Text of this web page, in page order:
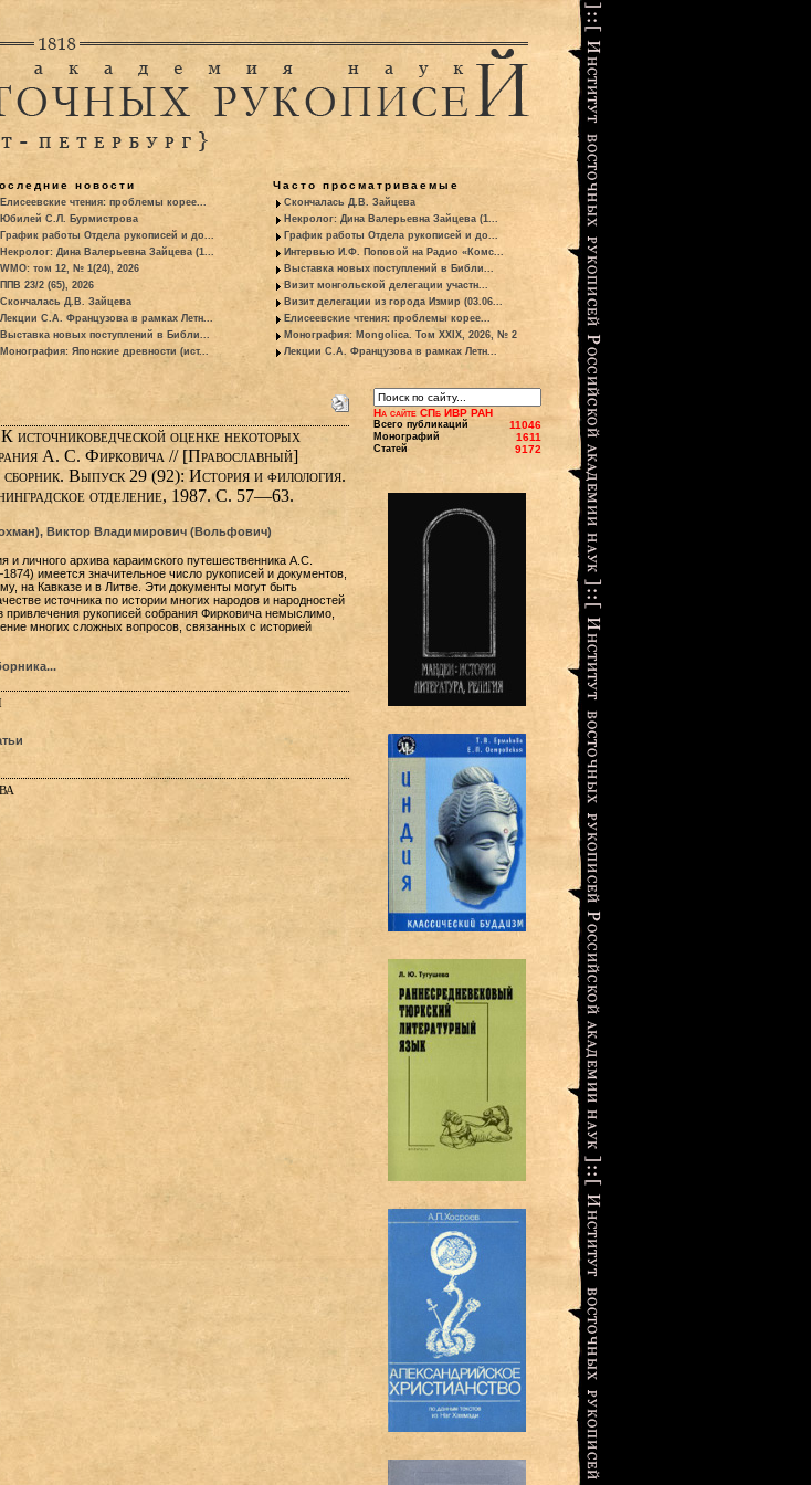
новости
Елисеевские чтения: проблемы корее...
Юбилей С.Л. Бурмистрова
График работы Отдела рукописей и до...
Некролог: Дина Валерьевна Зайцева (1...
WMO: том 12, № 1(24), 2026
ППВ 23/2 (65), 2026
Скончалась Д.В. Зайцева
Лекции С.А. Французова в рамках Летн...
Выставка новых поступлений в Библи...
Монография: Японские древности (ист...
Часто просматриваемые
Скончалась Д.В. Зайцева
Некролог: Дина Валерьевна Зайцева (1...
График работы Отдела рукописей и до...
Интервью И.Ф. Поповой на Радио «Комс...
Выставка новых поступлений в Библи...
Визит монгольской делегации участн...
Визит делегации из города Измир (03.06...
Елисеевские чтения: проблемы корее...
Монография: Mongolica. Том XXIX, 2026, № 2
Лекции С.А. Французова в рамках Летн...
источниковедческой оценке некоторых
А. С. Фирковича // [Православный]
Выпуск 29 (92): История и филология.
отделение, 1987. C. 57—63.
Виктор Владимирович (Вольфович)
и личного архива караимского путешественника А.С.
имеется значительное число рукописей и документов,
на Кавказе и в Литве. Эти документы могут быть
источника по истории многих народов и народностей
рукописей собрания Фирковича немыслимо,
многих сложных вопросов, связанных с историей
На сайте СПб ИВР РАН
Всего публикаций 11046
Монографий 1611
Статей 9172